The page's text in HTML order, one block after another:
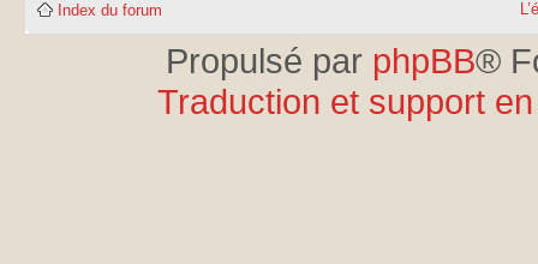
Index du forum
Propulsé par phpBB®
Traduction et support